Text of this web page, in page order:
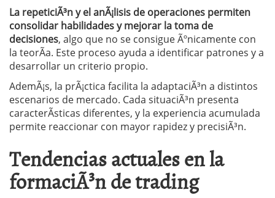
La repeticiÃ³n y el anÃ¡lisis de operaciones permiten
consolidar habilidades y mejorar la toma de
decisiones, algo que no se consigue Ãºnicamente con
la teorÃ­a. Este proceso ayuda a identificar patrones y a
desarrollar un criterio propio.
AdemÃ¡s, la prÃ¡ctica facilita la adaptaciÃ³n a distintos
escenarios de mercado. Cada situaciÃ³n presenta
caracterÃ­sticas diferentes, y la experiencia acumulada
permite reaccionar con mayor rapidez y precisiÃ³n.
Tendencias actuales en la
formaciÃ³n de trading